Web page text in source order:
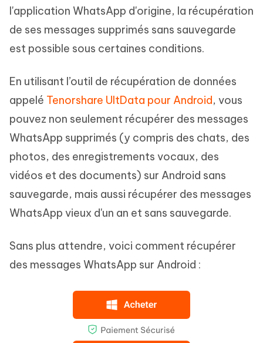
l'application WhatsApp d'origine, la récupération
de ses messages supprimés sans sauvegarde
est possible sous certaines conditions.
En utilisant l’outil de récupération de données
appelé Tenorshare UltData pour Android, vous
pouvez non seulement récupérer des messages
WhatsApp supprimés (y compris des chats, des
photos, des enregistrements vocaux, des
vidéos et des documents) sur Android sans
sauvegarde, mais aussi récupérer des messages
WhatsApp vieux d'un an et sans sauvegarde.
Sans plus attendre, voici comment récupérer
des messages WhatsApp sur Android :